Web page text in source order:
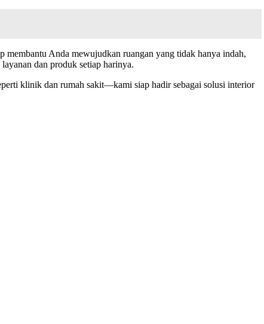
membantu Anda mewujudkan ruangan yang tidak hanya indah,
dan produk setiap harinya.
klinik dan rumah sakit—kami siap hadir sebagai solusi interior